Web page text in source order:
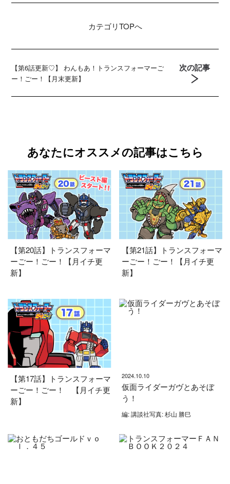
カテゴリTOPへ
【第6話更新♡】 わんもあ！トランスフォーマーご
ー！ごー！【月末更新】
次の記事
あなたにオススメの記事はこちら
【第20話】トランスフォーマ
ーごー！ごー！【月イチ更
新】
【第21話】トランスフォーマ
ーごー！ごー！【月イチ更
新】
【第17話】トランスフォーマ
ーごー！ごー！ 【月イチ更
新】
2024.10.10
仮面ライダーガヴとあそぼ
う！
編: 講談社写真: 杉山 勝巳